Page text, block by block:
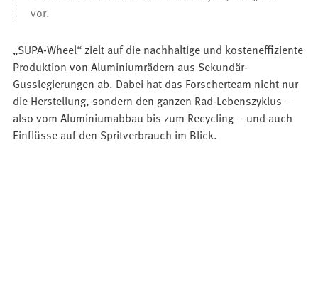
vor.
„SUPA-Wheel“ zielt auf die nachhaltige und kosteneffiziente
Produktion von Aluminiumrädern aus Sekundär-
Gusslegierungen ab. Dabei hat das Forscherteam nicht nur
die Herstellung, sondern den ganzen Rad-Lebenszyklus –
also vom Aluminiumabbau bis zum Recycling – und auch
Einflüsse auf den Spritverbrauch im Blick.